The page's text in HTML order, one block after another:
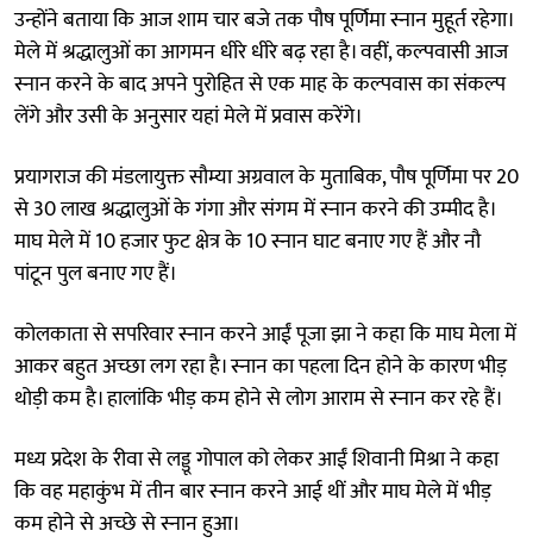
उन्होंने बताया कि आज शाम चार बजे तक पौष पूर्णिमा स्नान मुहूर्त रहेगा।
मेले में श्रद्धालुओं का आगमन धीरे धीरे बढ़ रहा है। वहीं, कल्पवासी आज
स्नान करने के बाद अपने पुरोहित से एक माह के कल्पवास का संकल्प
लेंगे और उसी के अनुसार यहां मेले में प्रवास करेंगे।
प्रयागराज की मंडलायुक्त सौम्या अग्रवाल के मुताबिक, पौष पूर्णिमा पर 20
से 30 लाख श्रद्धालुओं के गंगा और संगम में स्नान करने की उम्मीद है।
माघ मेले में 10 हजार फुट क्षेत्र के 10 स्नान घाट बनाए गए हैं और नौ
पांटून पुल बनाए गए हैं।
कोलकाता से सपरिवार स्नान करने आईं पूजा झा ने कहा कि माघ मेला में
आकर बहुत अच्छा लग रहा है। स्नान का पहला दिन होने के कारण भीड़
थोड़ी कम है। हालांकि भीड़ कम होने से लोग आराम से स्नान कर रहे हैं।
मध्य प्रदेश के रीवा से लड्डू गोपाल को लेकर आईं शिवानी मिश्रा ने कहा
कि वह महाकुंभ में तीन बार स्नान करने आई थीं और माघ मेले में भीड़
कम होने से अच्छे से स्नान हुआ।